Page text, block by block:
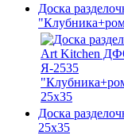
Доска
Доска
25х35